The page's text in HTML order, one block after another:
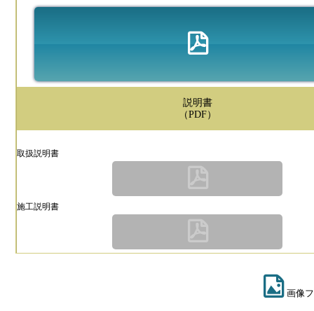
説明書
（PDF）
取扱説明書
施工説明書
画像